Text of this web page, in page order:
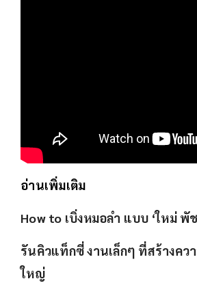
อ่านเพิ่มเติม
How to เบิ่งหมอลำ แบบ ‘ใหม่ พัช
รันคิวแท็กซี่ งานเล็กๆ ที่สร้างคว
ใหญ่